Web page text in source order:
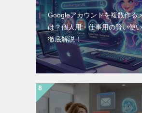
Googleアカウントを複数作る
は？個人用・仕事用の賢い使
徹底解説！